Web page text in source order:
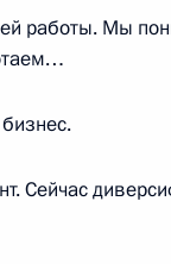
и Совета
Огарёво
работы. Мы
Сейчас